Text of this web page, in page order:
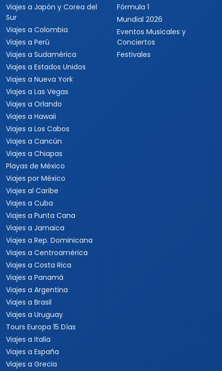
Viajes a Japón y Corea del
Sur
Viajes a Colombia
Viajes a Perú
Viajes a Sudamérica
Viajes a Estados Unidos
Viajes a Nueva York
Viajes a Las Vegas
Viajes a Orlando
Viajes a Hawaii
Viajes a Los Cabos
Viajes a Cancún
Viajes a Chiapas
Playas de México
Viajes por México
Viajes al Caribe
Viajes a Cuba
Viajes a Punta Cana
Viajes a Jamaica
Viajes a Rep. Dominicana
Viajes a Centroamérica
Viajes a Costa Rica
Viajes a Panamá
Viajes a Argentina
Viajes a Brasil
Viajes a Uruguay
Tours Europa 15 Días
Viajes a Italia
Viajes a España
Viajes a Grecia
Fórmula 1
Mundial 2026
Eventos Musicales y
Conciertos
Festivales